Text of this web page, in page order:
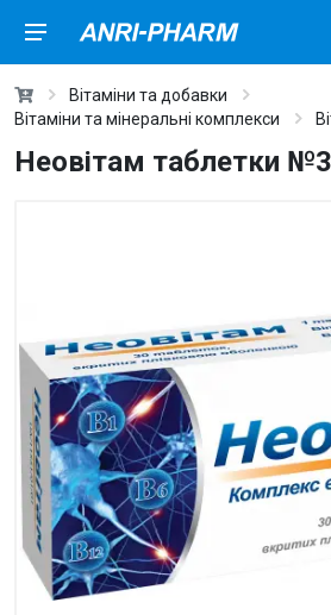
Вітаміни та добавки
Вітаміни та мінеральні комплекси
Неовітам таблетки